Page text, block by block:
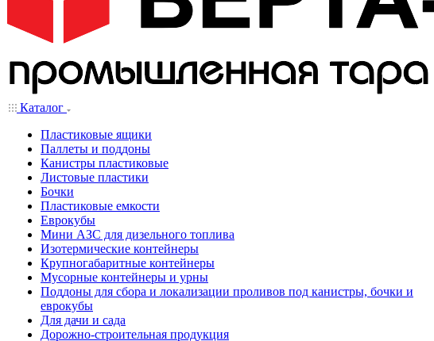
Каталог
Пластиковые ящики
Паллеты и поддоны
Канистры пластиковые
Листовые пластики
Бочки
Пластиковые емкости
Еврокубы
Мини АЗС для дизельного топлива
Изотермические контейнеры
Крупногабаритные контейнеры
Мусорные контейнеры и урны
Поддоны для сбора и локализации проливов под канистры, бочки и
еврокубы
Для дачи и сада
Дорожно-строительная продукция